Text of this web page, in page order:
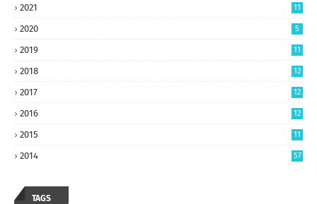
2021 11
2020 5
2019 11
2018 12
2017 12
2016 12
2015 11
2014 57
TAGS